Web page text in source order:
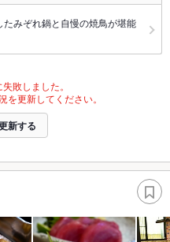
たみぞれ鍋と自慢の焼鳥が堪能
敗しました。
更新してください。
新する